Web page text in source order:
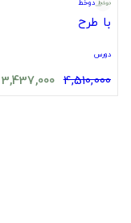
با طرح
دورس
4,510,000
3,437,000